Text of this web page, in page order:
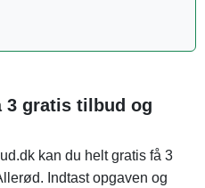
3 gratis tilbud og
kan du helt gratis få 3
Indtast opgaven og